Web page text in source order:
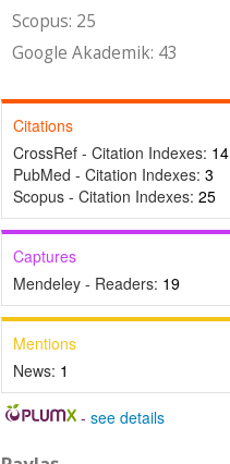
Scopus: 25
Google Akademik: 43
Citations
CrossRef - Citation Indexes: 14
PubMed - Citation Indexes: 3
Scopus - Citation Indexes: 25
Captures
Mendeley - Readers: 19
Mentions
News: 1
-see details